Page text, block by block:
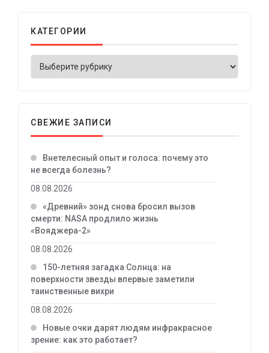
КАТЕГОРИИ
СВЕЖИЕ ЗАПИСИ
Внетелесный опыт и голоса: почему это
не всегда болезнь?
08.08.2026
«Древний» зонд снова бросил вызов
смерти: NASA продлило жизнь
«Вояджера-2»
08.08.2026
150-летняя загадка Солнца: на
поверхности звезды впервые заметили
таинственные вихри
08.08.2026
Новые очки дарят людям инфракрасное
зрение: как это работает?